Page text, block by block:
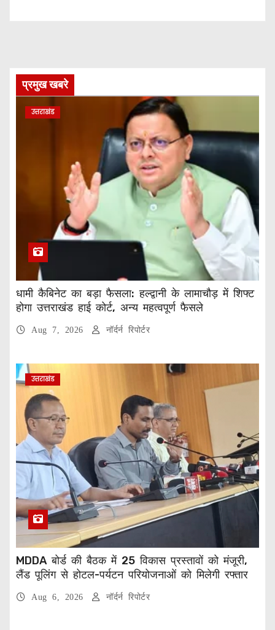
प्रमुख खबरे
उत्तराखंड
धामी कैबिनेट का बड़ा फैसला: हल्द्वानी के लामाचौड़ में शिफ्ट
होगा उत्तराखंड हाई कोर्ट, अन्य महत्वपूर्ण फैसले
Aug 7, 2026 नॉर्दर्न रिपोर्टर
उत्तराखंड
MDDA बोर्ड की बैठक में 25 विकास प्रस्तावों को मंजूरी,
लैंड पूलिंग से होटल-पर्यटन परियोजनाओं को मिलेगी रफ्तार
Aug 6, 2026 नॉर्दर्न रिपोर्टर